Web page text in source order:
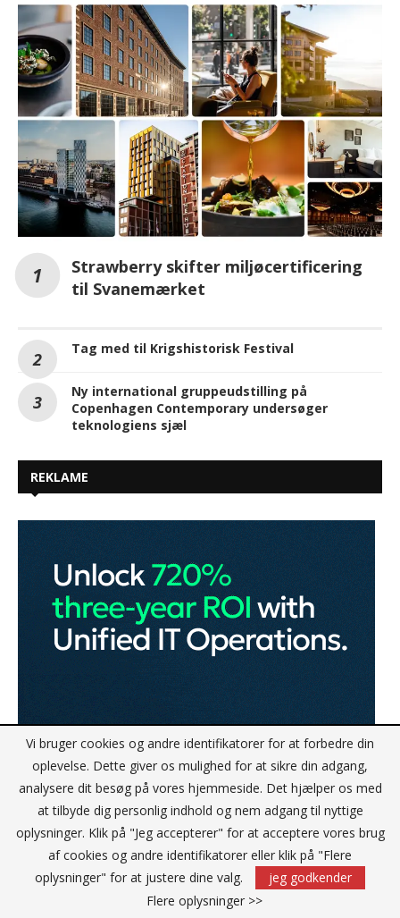
Strawberry skifter miljøcertificering
til Svanemærket
Tag med til Krigshistorisk Festival
Ny international gruppeudstilling på
Copenhagen Contemporary undersøger
teknologiens sjæl
REKLAME
Vi bruger cookies og andre identifikatorer for at forbedre din
oplevelse. Dette giver os mulighed for at sikre din adgang,
analysere dit besøg på vores hjemmeside. Det hjælper os med
at tilbyde dig personlig indhold og nem adgang til nyttige
oplysninger. Klik på "Jeg accepterer" for at acceptere vores brug
af cookies og andre identifikatorer eller klik på "Flere
oplysninger" for at justere dine valg.
jeg godkender
Flere oplysninger >>